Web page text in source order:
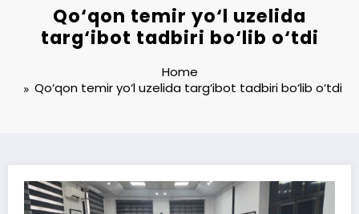
Qo‘qon temir yo‘l uzelida
targ‘ibot tadbiri bo‘lib o‘tdi
Home
Qo‘qon temir yo‘l uzelida targ‘ibot tadbiri bo‘lib o‘tdi